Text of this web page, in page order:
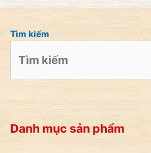
Tìm kiếm
Danh mục sản phẩm